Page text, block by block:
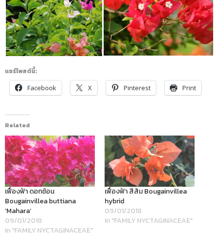
แชร์โพสต์นี้:
Facebook
X Pinterest Print
Related
เฟื่องฟ้า ดอกซ้อน
Bougainvillea buttiana
‘Mahara’
09/01/2018
In "FAMILY NYCTAGINACEAE"
เฟื่องฟ้า สีส้ม Bougainvillea
hybrid
09/01/2018
In "FAMILY NYCTAGINACEAE"